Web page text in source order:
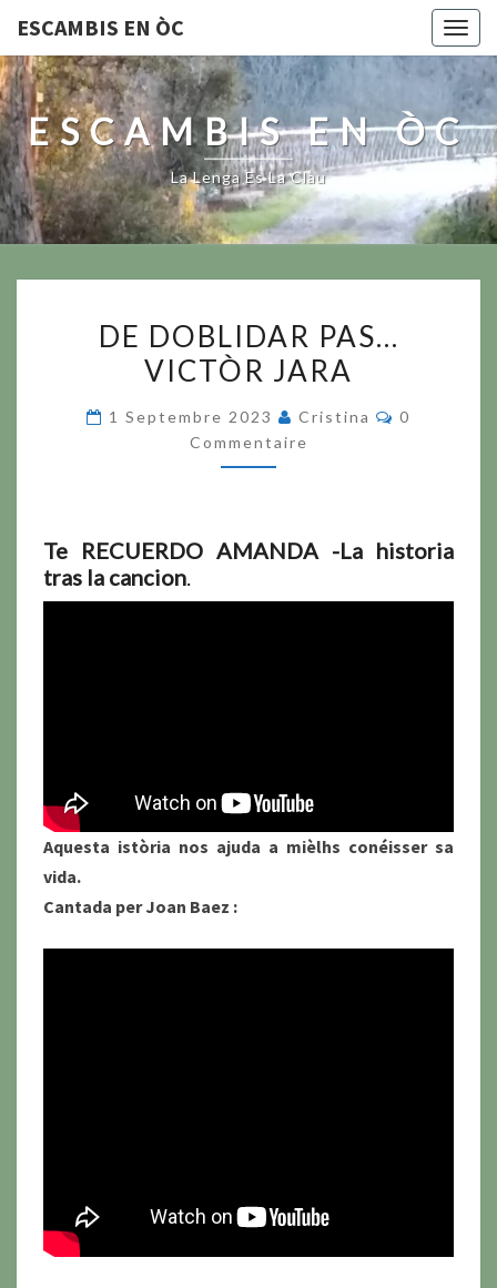
ESCAMBIS EN ÒC
ESCAMBIS EN ÒC
La Lenga Es La Clau
DOBLIDAR
PAS…
JARA
DE DOBLIDAR PAS…
VICTÒR JARA
1 Septembre 2023 Cristina
0
Commentaire
Te RECUERDO AMANDA -La historia
tras la cancion.
Aquesta istòria nos ajuda a mièlhs conéisser sa
vida.
Cantada per Joan Baez :